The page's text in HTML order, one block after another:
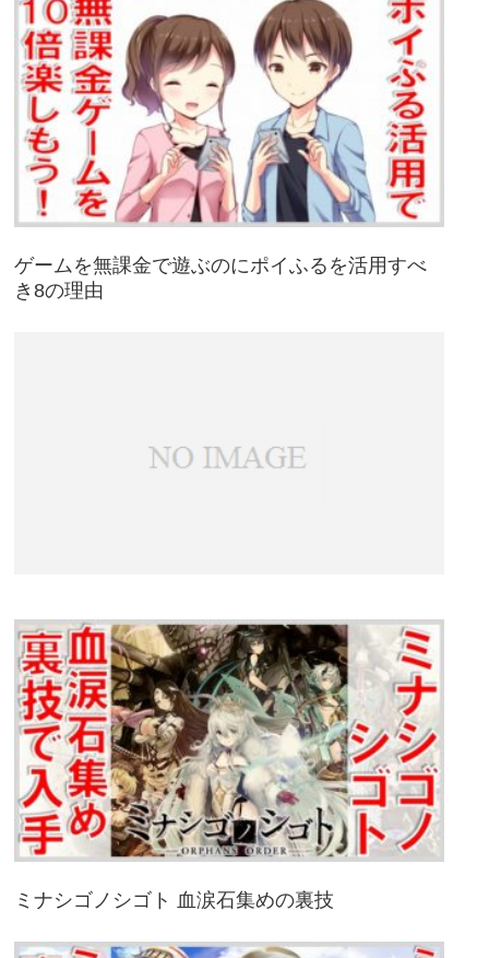
ゲームを無課金で遊ぶのにポイふるを活用すべ
き8の理由
ミナシゴノシゴト 血涙石集めの裏技